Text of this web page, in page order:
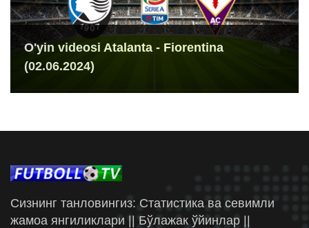
O'yin videosi Atalanta - Fiorentina
(02.06.2024)
Сизнинг танловингиз: Статистика ва севимли
жамоа янгиликлари || Бўлажак ўйинлар ||